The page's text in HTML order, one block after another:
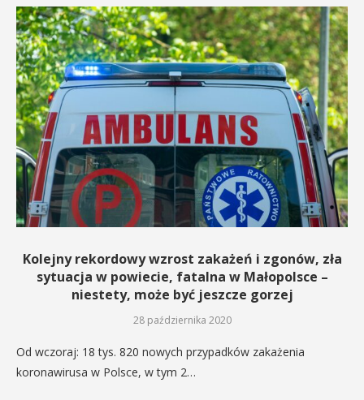
Kolejny rekordowy wzrost zakażeń i zgonów, zła
sytuacja w powiecie, fatalna w Małopolsce –
niestety, może być jeszcze gorzej
28 października 2020
Od wczoraj: 18 tys. 820 nowych przypadków zakażenia
koronawirusa w Polsce, w tym 2…